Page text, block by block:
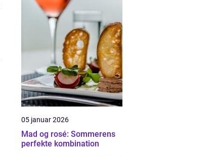
05 januar 2026
Mad og rosé: Sommerens
perfekte kombination